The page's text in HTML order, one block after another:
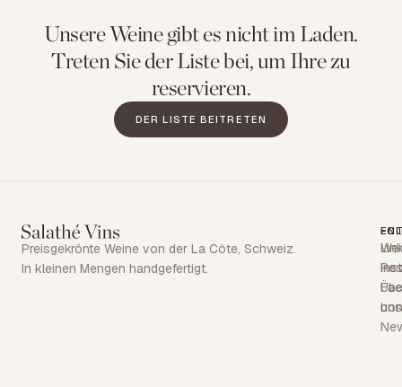
Unsere Weine gibt es nicht im Laden.
Treten Sie der Liste bei, um Ihre zu
reservieren.
DER LISTE BEITRETEN
Preisgekrönte Weine von der La Côte, Schweiz.
In kleinen Mengen handgefertigt.
uns